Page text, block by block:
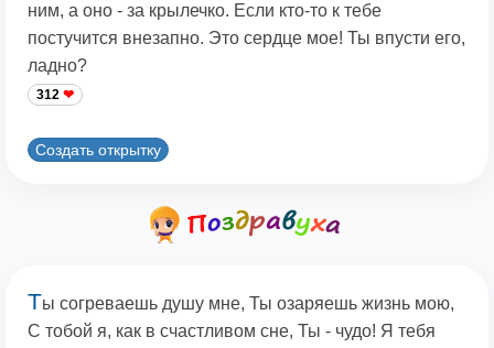
ним, а оно - за крылечко. Если кто-то к тебе
постучится внезапно. Это сердце мое! Ты впусти его,
ладно?
312
Создать открытку
Ты согреваешь душу мне, Ты озаряешь жизнь мою,
С тобой я, как в счастливом сне, Ты - чудо! Я тебя